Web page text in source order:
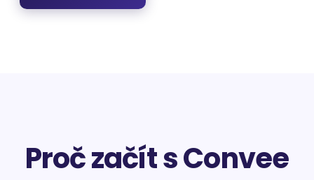
Proč začít s Convee